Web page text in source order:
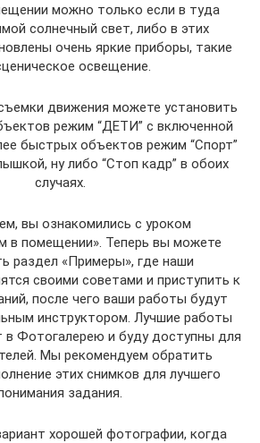
можно только если в туда
солнечный свет, либо в этих
очень яркие приборы, такие
освещение.
движения можете установить
режим “ДЕТИ” с включенной
быстрых объектов режим “Спорт”
ну либо “Стоп кадр” в обоих
случаях.
вы ознакомились с уроком
в помещении». Теперь вы можете
раздел «Примеры», где наши
своими советами и приступить к
после чего ваши работы будут
инструктором. Лучшие работы
в Фотогалерею и буду доступны для
Мы рекомендуем обратить
этих снимков для лучшего
задания.
хорошей фотографии, когда